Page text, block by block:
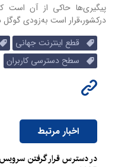
پیگیری‌ها حاکی از آن است
درکشور،قرار است به‌زودی گوگل
قطع اینترنت جهانی
سطح دسترسی کاربران
اخبار مرتبط
در دسترس قرار گرفتن سرویس